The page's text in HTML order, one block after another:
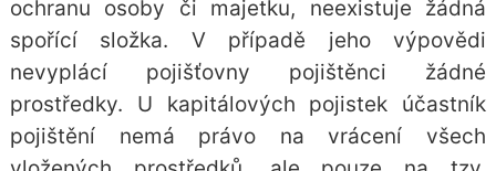
ochranu osoby či majetku, neexistuje žádná
spořící složka. V případě jeho výpovědi
nevyplácí pojišťovny pojištěnci žádné
prostředky. U kapitálových pojistek účastník
pojištění nemá právo na vrácení všech